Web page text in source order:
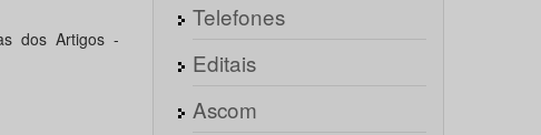
dos Artigos -
Telefones
Editais
Ascom